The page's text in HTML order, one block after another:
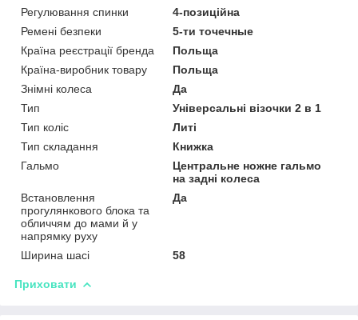
Регулювання спинки
4-позиційна
Ремені безпеки
5-ти точечные
Країна реєстрації бренда
Польща
Країна-виробник товару
Польща
Знімні колеса
Да
Тип
Універсальні візочки 2 в 1
Тип коліс
Литі
Тип складання
Книжка
Гальмо
Центральне ножне гальмо
на задні колеса
Встановлення
прогулянкового блока та
обличчям до мами й у
напрямку руху
Да
Ширина шасі 58
Приховати